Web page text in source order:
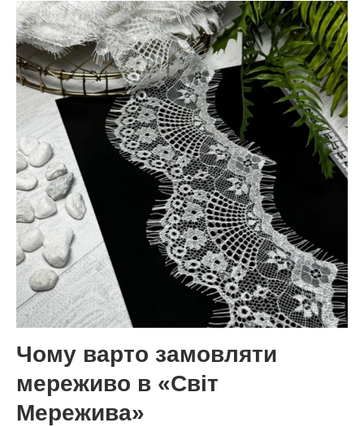
Чому варто замовляти
мереживо в «Світ
Мережива»